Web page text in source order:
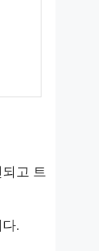
고 트
.